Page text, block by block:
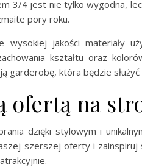
3/4 jest nie tylko wygodna,
pory roku.
jakości materiały
kształtu oraz
garderobę, która będzie
ofertą na
dzięki stylowym i
szerszej oferty i